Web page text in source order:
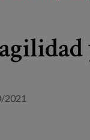
2021